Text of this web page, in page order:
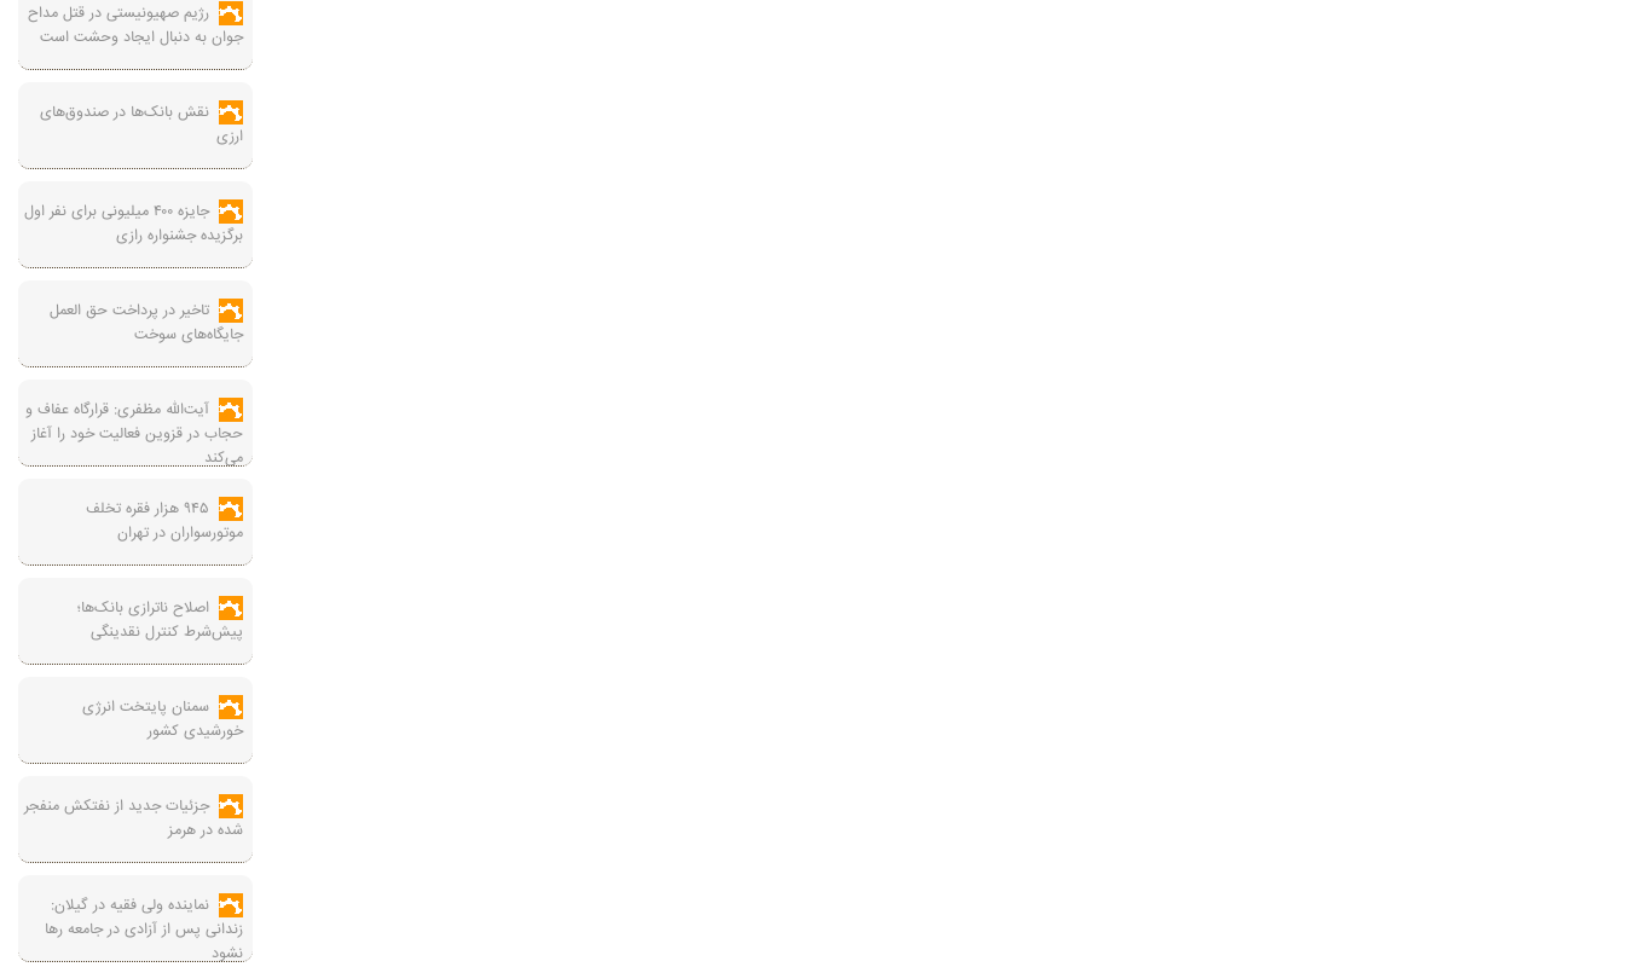
رژیم صهیونیستی در قتل مداح
جوان به دنبال ایجاد وحشت است
نقش بانک‌ها در صندوق‌های
ارزی
جایزه ۴۰۰ میلیونی برای نفر اول
برگزیده جشنواره رازی
تاخیر در پرداخت حق العمل
جایگاه‌های سوخت
آیت‌الله مظفری: قرارگاه عفاف و
حجاب در قزوین فعالیت خود را آغاز
می‌کند
۹۴۵ هزار فقره تخلف
موتورسواران در تهران
اصلاح ناترازی بانک‌ها؛
پیش‌شرط کنترل نقدینگی
سمنان پایتخت انرژی
خورشیدی کشور
جزئیات جدید از نفتکش منفجر
شده در هرمز
نماینده ولی فقیه در گیلان:
زندانی پس از آزادی در جامعه رها
نشود